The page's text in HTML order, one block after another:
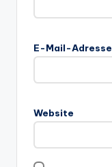
E-Mail-Adresse
Website